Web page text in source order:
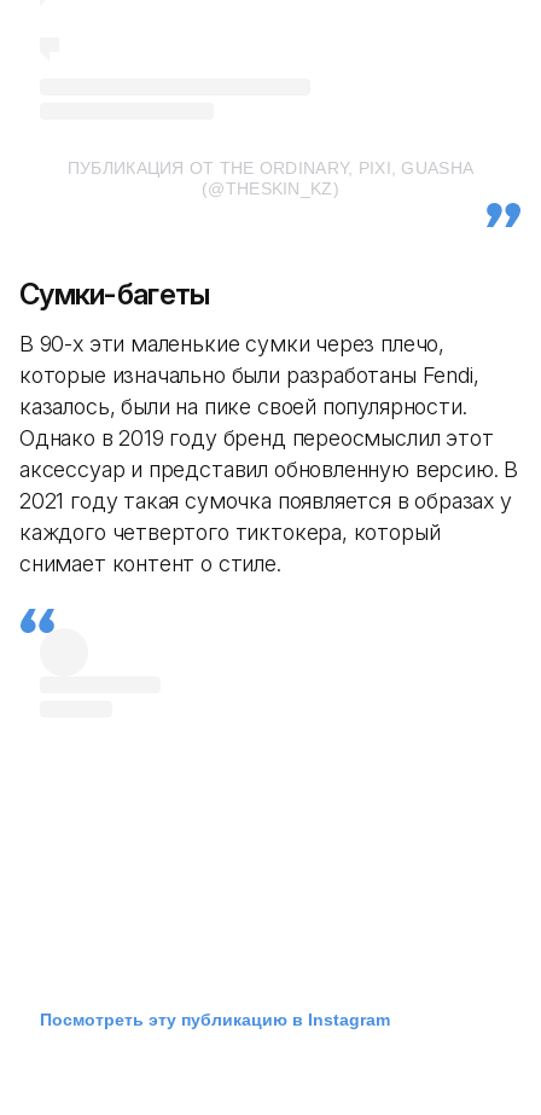
ПУБЛИКАЦИЯ ОТ THE ORDINARY, PIXI, GUASHA
(@THESKIN_KZ)
Сумки-багеты
В 90-х эти маленькие сумки через плечо,
которые изначально были разработаны Fendi,
казалось, были на пике своей популярности.
Однако в 2019 году бренд переосмыслил этот
аксессуар и представил обновленную версию. В
2021 году такая сумочка появляется в образах у
каждого четвертого тиктокера, который
снимает контент о стиле.
Посмотреть эту публикацию в Instagram